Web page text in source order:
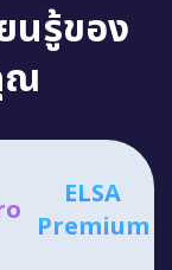
นรู้ของ
ณ
ELSA
Premium